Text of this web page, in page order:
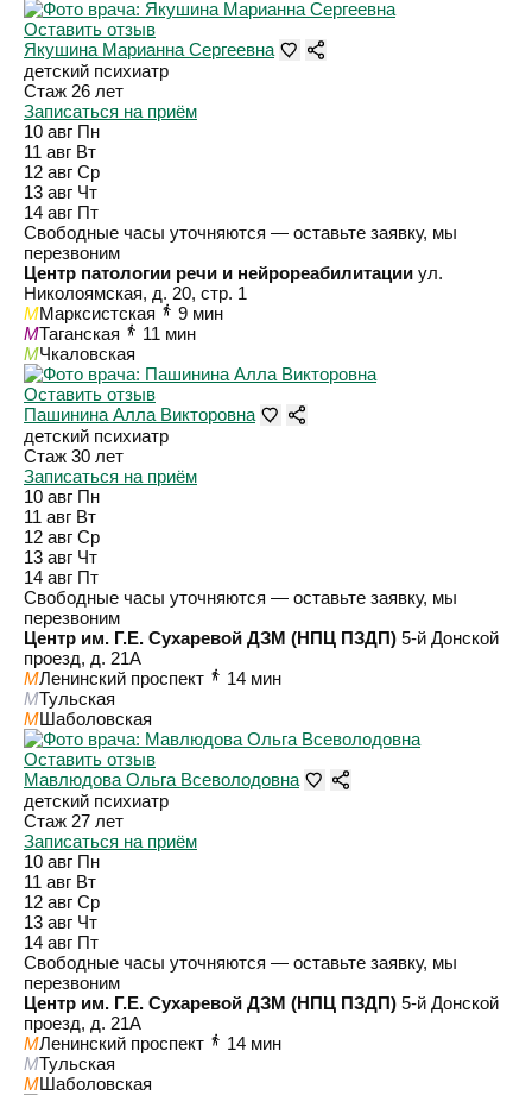
Оставить отзыв
Якушина Марианна Сергеевна
детский психиатр
Стаж 26 лет
Записаться на приём
10 авг Пн
11 авг Вт
12 авг Ср
13 авг Чт
14 авг Пт
Свободные часы уточняются — оставьте заявку, мы
перезвоним
Центр патологии речи и нейрореабилитации ул.
Николоямская, д. 20, стр. 1
MМарксистская
9 мин
MТаганская
11 мин
MЧкаловская
Оставить отзыв
Пашинина Алла Викторовна
детский психиатр
Стаж 30 лет
Записаться на приём
10 авг Пн
11 авг Вт
12 авг Ср
13 авг Чт
14 авг Пт
Свободные часы уточняются — оставьте заявку, мы
перезвоним
Центр им. Г.Е. Сухаревой ДЗМ (НПЦ ПЗДП) 5-й Донской
проезд, д. 21А
MЛенинский проспект
14 мин
MТульская
MШаболовская
Оставить отзыв
Мавлюдова Ольга Всеволодовна
детский психиатр
Стаж 27 лет
Записаться на приём
10 авг Пн
11 авг Вт
12 авг Ср
13 авг Чт
14 авг Пт
Свободные часы уточняются — оставьте заявку, мы
перезвоним
Центр им. Г.Е. Сухаревой ДЗМ (НПЦ ПЗДП) 5-й Донской
проезд, д. 21А
MЛенинский проспект
14 мин
MТульская
MШаболовская